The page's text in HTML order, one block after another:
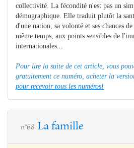
collectivité. La fécondité n'est pas un
démographique. Elle traduit plutôt la
d'une nation, sa volonté et ses chances
même temps, aux points sensibles de
internationales...
Pour lire la suite de cet article, vous
gratuitement ce numéro, acheter la
pour recevoir tous les numéros!
n°68 La famille